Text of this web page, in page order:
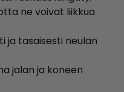
ne voivat liikkua
ja tasaisesti neulan
jalan ja koneen